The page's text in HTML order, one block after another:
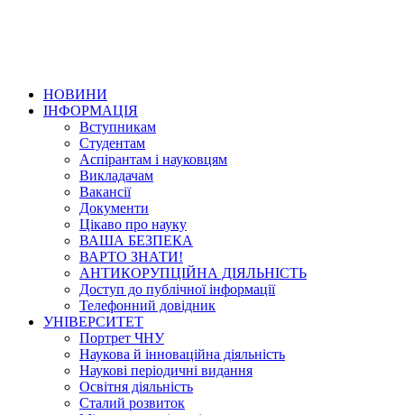
НОВИНИ
ІНФОРМАЦІЯ
Вступникам
Студентам
Аспірантам і науковцям
Викладачам
Вакансії
Документи
Цікаво про науку
ВАША БЕЗПЕКА
ВАРТО ЗНАТИ!
АНТИКОРУПЦІЙНА ДІЯЛЬНІСТЬ
Доступ до публічної інформації
Телефонний довідник
УНІВЕРСИТЕТ
Портрет ЧНУ
Наукова й інноваційна діяльність
Наукові періодичні видання
Освітня діяльність
Сталий розвиток